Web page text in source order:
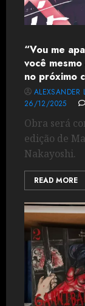
“Vou me
você
no próximo
ALEXSANDER
26/12/2025
Obra será
edição de
Nakayoshi.
READ MORE